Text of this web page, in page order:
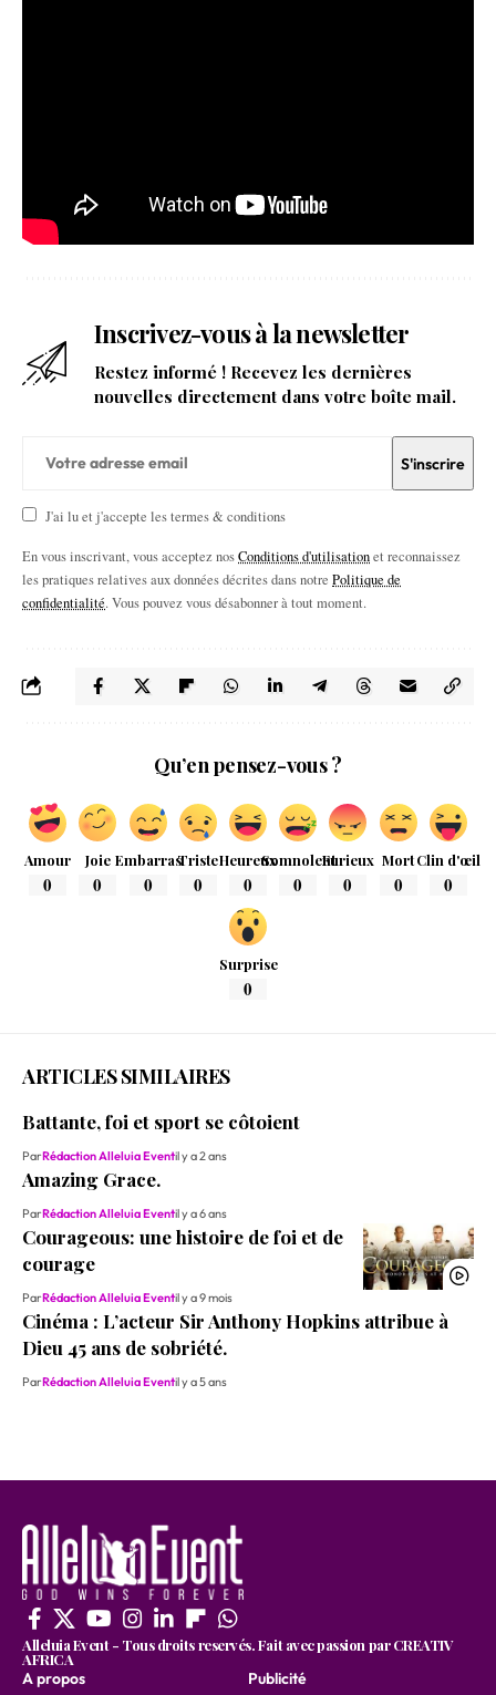
Inscrivez-vous à la newsletter
Restez informé ! Recevez les dernières
nouvelles directement dans votre boîte mail.
J'ai lu et j'accepte les termes & conditions
En vous inscrivant, vous acceptez nosConditions d'utilisationet reconnaissez
les pratiques relatives aux données décrites dans notre Politique de
confidentialité. Vous pouvez vous désabonner à tout moment.
Qu’en pensez-vous ?
Amour
0
Joie
0
Embarras
0
Triste
0
Heureux
0
Somnolent
0
Furieux
0
Mort
0
Clin d'œil
0
Surprise
0
ARTICLES SIMILAIRES
Battante, foi et sport se côtoient
ParRédaction Alleluia Eventil y a 2 ans
Amazing Grace.
ParRédaction Alleluia Eventil y a 6 ans
Courageous: une histoire de foi et de
courage
ParRédaction Alleluia Eventil y a 9 mois
Cinéma : L’acteur Sir Anthony Hopkins attribue à
Dieu 45 ans de sobriété.
ParRédaction Alleluia Eventil y a 5 ans
Alleluia Event - Tous droits reservés. Fait avec passion par CREATIV
AFRICA
A propos Publicité